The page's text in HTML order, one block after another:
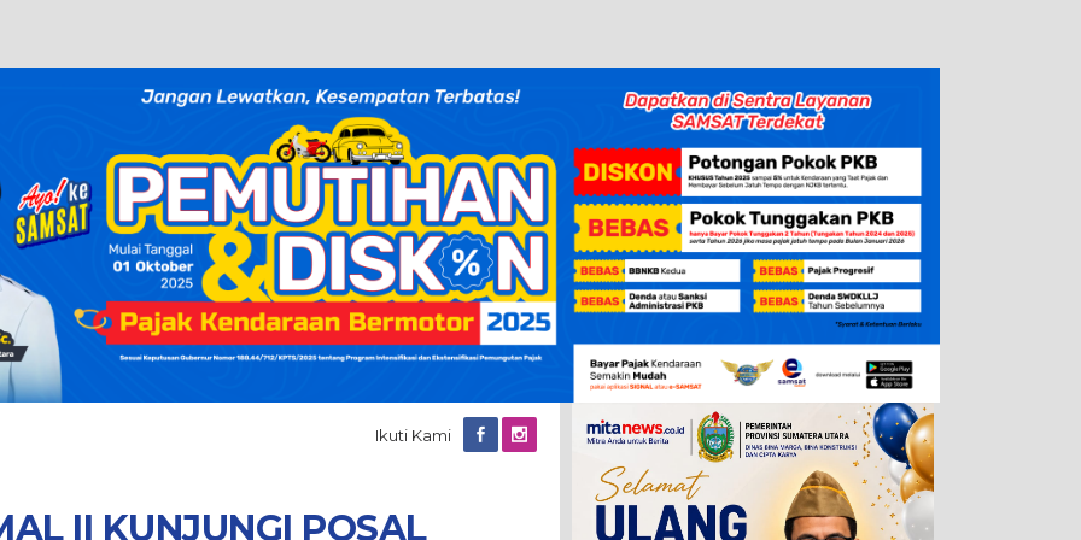
Ikuti Kami
II KUNJUNGI POSAL